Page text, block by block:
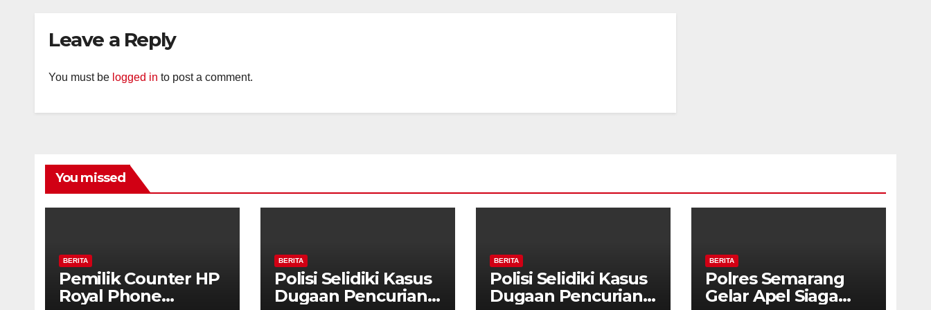
Kasus Pencurian.
Leave a Reply
You must be logged in to post a comment.
You missed
BERITA
Pemilik Counter HP
Royal Phone
BERITA
Polisi Selidiki Kasus
Dugaan Pencurian
BERITA
Polisi Selidiki Kasus
Dugaan Pencurian
BERITA
Polres Semarang
Gelar Apel Siaga